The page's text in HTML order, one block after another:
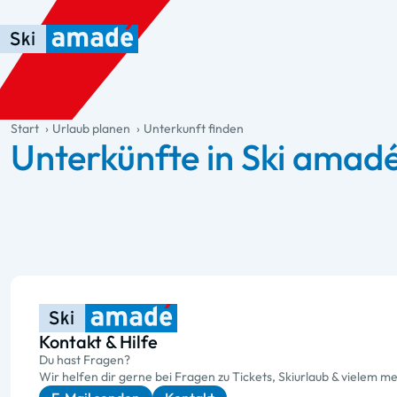
Zum Haupt-Inhalt springen
Springe zur Tabelle
Zur Haupt-Navigation springen
general.table-of-content
Start Urlaub planen Unterkunft finden
Unterkünfte in Ski
Kontakt & Hilfe
Du hast Fragen?
Wir helfen dir gerne bei Fragen zu Tickets, Skiurlaub & vielem